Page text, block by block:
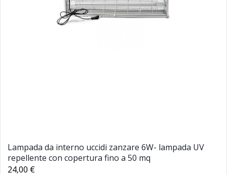
Lampada da interno uccidi zanzare 6W- lampada UV
repellente con copertura fino a 50 mq
24,00 €